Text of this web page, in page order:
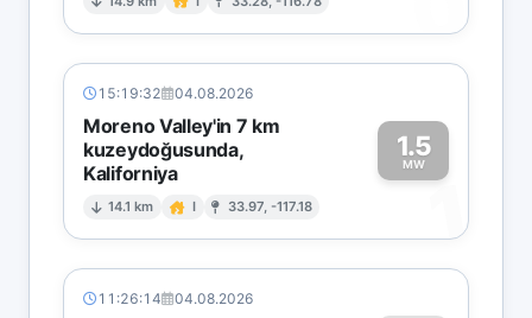
15:19:32 04.08.2026
Moreno Valley'in 7 km
kuzeydoğusunda,
Kaliforniya
14.1 km I 33.97, -117.18
1.5
MW
1
11:26:14 04.08.2026